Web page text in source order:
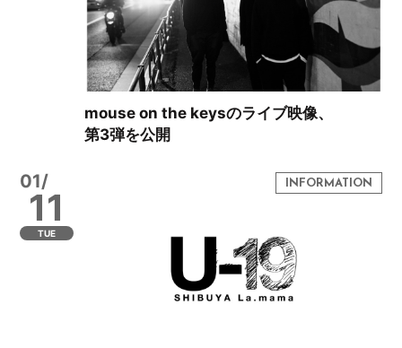
mouse on the keysのライブ映像、
第3弾を公開
01/
11
TUE